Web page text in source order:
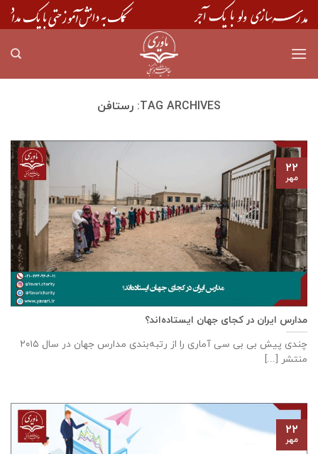
Skip
to
TAG ARCHIVES: رستافن
مدارس ایران در کجای جهان ایستاده‌اند؟
چندی پیش بی بی سی آماری را از رتبه‌بندی مدارس جهان در سال ۲۰۱۵
منتشر [...]
۲۲
مهر
۲۲
مهر